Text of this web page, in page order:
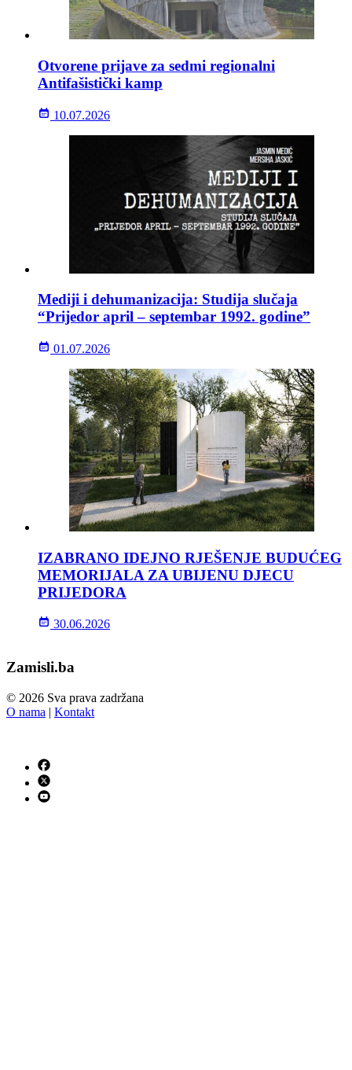
Otvorene prijave za sedmi regionalni
Antifašistički kamp
10.07.2026
Mediji i dehumanizacija: Studija slučaja
“Prijedor april – septembar 1992. godine”
01.07.2026
IZABRANO IDEJNO RJEŠENJE BUDUĆEG
MEMORIJALA ZA UBIJENU DJECU
PRIJEDORA
30.06.2026
Zamisli.ba
© 2026 Sva prava zadržana
O nama | Kontakt